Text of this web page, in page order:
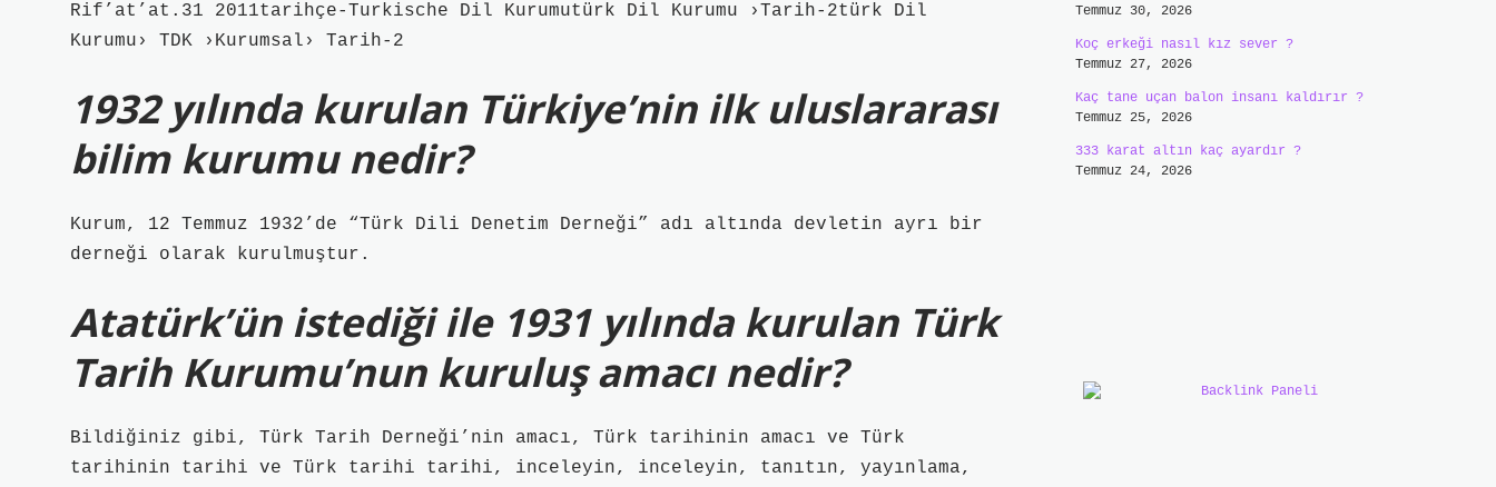
Rif’at’at.31 2011tarihçe-Turkische Dil Kurumutürk Dil Kurumu ›Tarih-2türk Dil
Kurumu› TDK ›Kurumsal› Tarih-2
1932 yılında kurulan Türkiye’nin ilk uluslararası
bilim kurumu nedir?
Kurum, 12 Temmuz 1932’de “Türk Dili Denetim Derneği” adı altında devletin ayrı bir
derneği olarak kurulmuştur.
Atatürk’ün istediği ile 1931 yılında kurulan Türk
Tarih Kurumu’nun kuruluş amacı nedir?
Bildiğiniz gibi, Türk Tarih Derneği’nin amacı, Türk tarihinin amacı ve Türk
tarihinin tarihi ve Türk tarihi tarihi, inceleyin, inceleyin, tanıtın, yayınlama,
Temmuz 30, 2026
Koç erkeği nasıl kız sever ?
Temmuz 27, 2026
Kaç tane uçan balon insanı kaldırır ?
Temmuz 25, 2026
333 karat altın kaç ayardır ?
Temmuz 24, 2026